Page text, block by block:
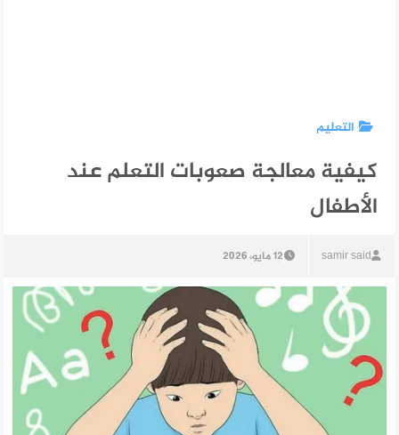
التعليم
كيفية معالجة صعوبات التعلم عند
الأطفال
samir said 12 مايو، 2026